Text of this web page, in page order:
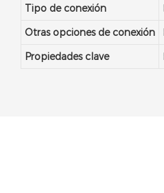
Tipo de conexión
Otras opciones de conexión
Propiedades clave